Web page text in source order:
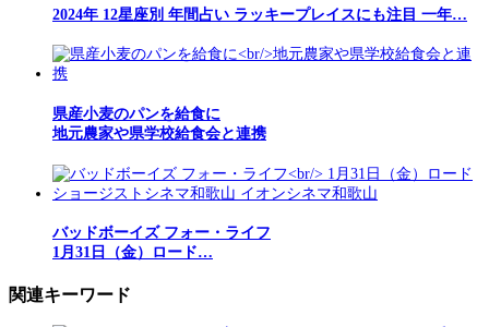
2024年 12星座別 年間占い ラッキープレイスにも注目 一年…
県産小麦のパンを給食に
地元農家や県学校給食会と連携
バッドボーイズ フォー・ライフ
1月31日（金）ロード…
関連キーワード